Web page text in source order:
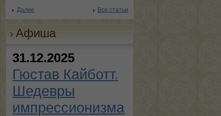
Далее Все статьи
Афиша
31.12.2025
Гюстав Кайботт.
Шедевры
импрессионизма